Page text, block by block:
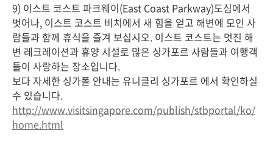
9) 이스트 코스트 파크웨이(East Coast Parkway)도심에서
벗어나, 이스트 코스트 비치에서 새 힘을 얻고 해변에 모인 사
람들과 함께 휴식을 즐겨 보십시오. 이스트 코스트는 멋진 해
변 레크레이션과 휴양 시설로 많은 싱가포르 사람들과 여행객
들이 사랑하는 장소입니다.
보다 자세한 싱가폴 안내는 유니클리 싱가포르 에서 확인하실
수 있습니다.
http://www.visitsingapore.com/publish/stbportal/ko/
home.html